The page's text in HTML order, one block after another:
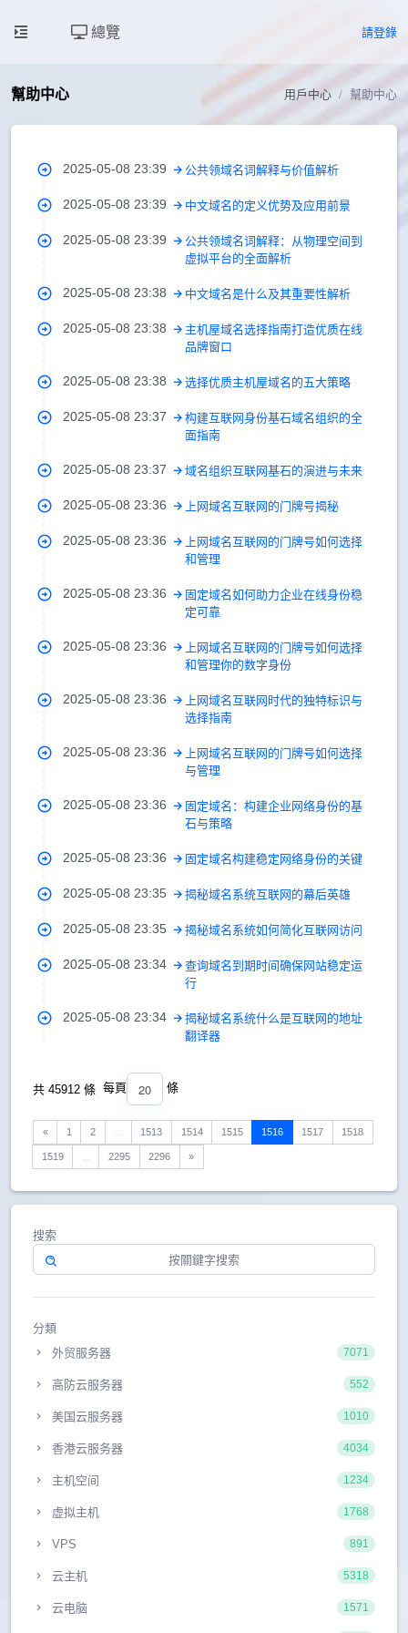
總覽 請登錄
幫助中心 用戶中心 幫助中心
2025-05-08 23:39 公共领域名词解释与价值解析
2025-05-08 23:39 中文域名的定义优势及应用前景
2025-05-08 23:39
公共领域名词解释：从物理空间到
虚拟平台的全面解析
2025-05-08 23:38 中文域名是什么及其重要性解析
2025-05-08 23:38
主机屋域名选择指南打造优质在线
品牌窗口
2025-05-08 23:38 选择优质主机屋域名的五大策略
2025-05-08 23:37
构建互联网身份基石域名组织的全
面指南
2025-05-08 23:37 域名组织互联网基石的演进与未来
2025-05-08 23:36 上网域名互联网的门牌号揭秘
2025-05-08 23:36
上网域名互联网的门牌号如何选择
和管理
2025-05-08 23:36
固定域名如何助力企业在线身份稳
定可靠
2025-05-08 23:36
上网域名互联网的门牌号如何选择
和管理你的数字身份
2025-05-08 23:36
上网域名互联网时代的独特标识与
选择指南
2025-05-08 23:36
上网域名互联网的门牌号如何选择
与管理
2025-05-08 23:36
固定域名：构建企业网络身份的基
石与策略
2025-05-08 23:36 固定域名构建稳定网络身份的关键
2025-05-08 23:35 揭秘域名系统互联网的幕后英雄
2025-05-08 23:35 揭秘域名系统如何简化互联网访问
2025-05-08 23:34
查询域名到期时间确保网站稳定运
行
2025-05-08 23:34
揭秘域名系统什么是互联网的地址
翻译器
共 45912 條 每頁 20 條
« 1 2 1513 1514 1515 1516 1517 1518
1519 2295 2296 »
搜索
分類
外贸服务器
7071
高防云服务器 552
美国云服务器 1010
香港云服务器 4034
主机空间 1234
虚拟主机 1768
VPS 891
云主机 5318
云电脑 1571